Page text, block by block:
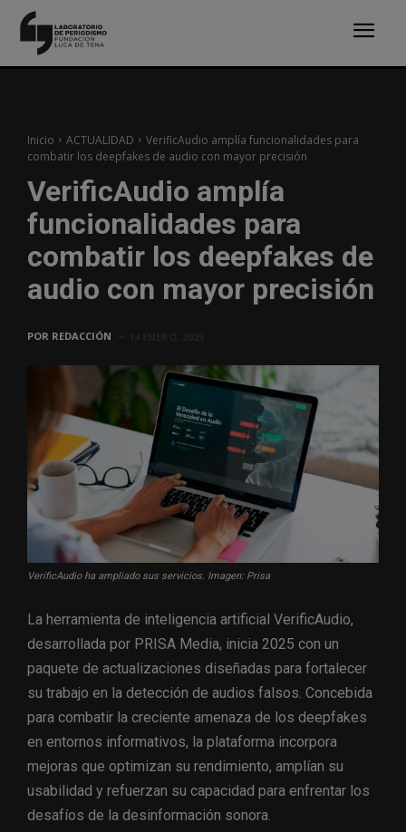
Inicio ACTUALIDAD
VerificAudio amplía funcionalidades para
combatir los deepfakes de audio con mayor precisión
VerificAudio amplía
funcionalidades para
combatir los deepfakes de
audio con mayor precisión
POR REDACCIÓN
VerificAudio ha ampliado sus servicios. Imagen: Prisa
La herramienta de inteligencia artificial VerificAudio,
desarrollada por PRISA Media, inicia 2025 con un
paquete de actualizaciones diseñadas para fortalecer
su trabajo en la detección de audios falsos. Concebida
para combatir la creciente amenaza de los deepfakes
en entornos informativos, la plataforma incorpora
mejoras que optimizan su rendimiento, amplían su
usabilidad y refuerzan su capacidad para enfrentar los
desafíos de la desinformación sonora.